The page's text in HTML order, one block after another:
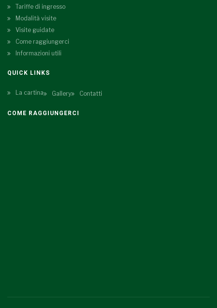
Tariffe di ingresso
Modalità visite
Visite guidate
Come raggiungerci
Informazioni utili
QUICK LINKS
La cartina Gallery Contatti
COME RAGGIUNGERCI